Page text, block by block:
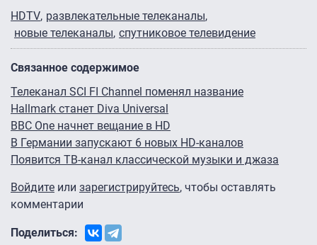
HDTV развлекательные телеканалы
новые телеканалы спутниковое телевидение
Связанное содержимое
Телеканал SCI FI Channel поменял название
Hallmark станет Diva Universal
BBC One начнет вещание в HD
В Германии запускают 6 новых HD-каналов
Появится ТВ-канал классической музыки и джаза
Войдите или зарегистрируйтесь, чтобы оставлять
комментарии
Поделиться: